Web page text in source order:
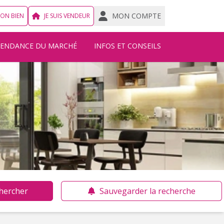
BIEN JE SUIS VENDEUR MON COMPTE
DU MARCHÉ INFOS ET CONSEILS
Sauvegarder la recherche